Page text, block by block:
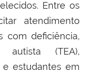
Entre os
atendimento
com deficiência,
(TEA),
e estudantes em